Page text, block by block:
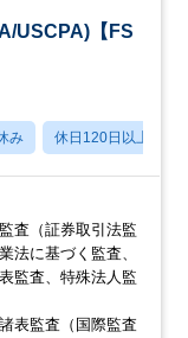
USCPA)【FS
み 休日120日以上
査（証券取引法監
法に基づく監査、
監査、特殊法人監
表監査（国際監査